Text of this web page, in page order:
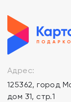
Адрес:
125362, город
дом 31, стр.1